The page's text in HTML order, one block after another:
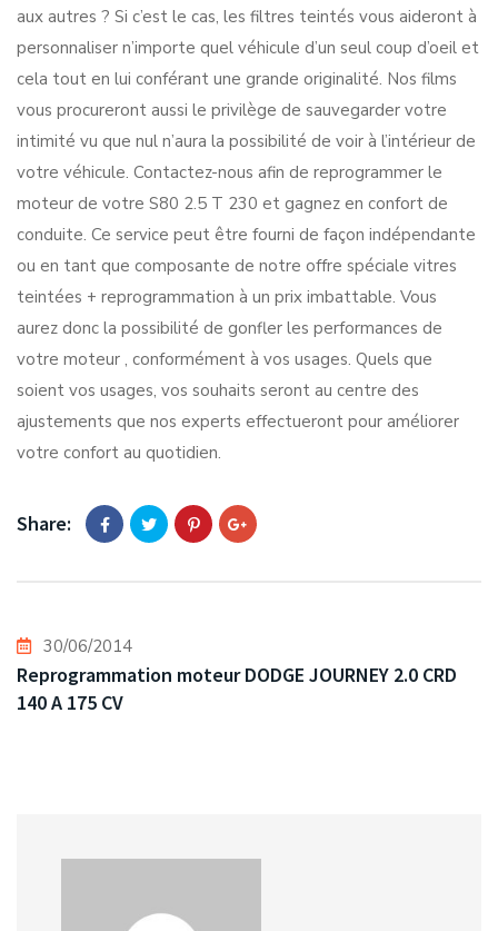
aux autres ? Si c’est le cas, les filtres teintés vous aideront à
personnaliser n’importe quel véhicule d’un seul coup d’oeil et
cela tout en lui conférant une grande originalité. Nos films
vous procureront aussi le privilège de sauvegarder votre
intimité vu que nul n’aura la possibilité de voir à l’intérieur de
votre véhicule. Contactez-nous afin de reprogrammer le
moteur de votre S80 2.5 T 230 et gagnez en confort de
conduite. Ce service peut être fourni de façon indépendante
ou en tant que composante de notre offre spéciale vitres
teintées + reprogrammation à un prix imbattable. Vous
aurez donc la possibilité de gonfler les performances de
votre moteur , conformément à vos usages. Quels que
soient vos usages, vos souhaits seront au centre des
ajustements que nos experts effectueront pour améliorer
votre confort au quotidien.
Share:
30/06/2014
Reprogrammation moteur DODGE JOURNEY 2.0 CRD
140 A 175 CV